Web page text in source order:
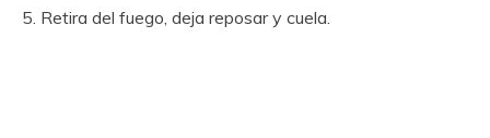
5. Retira del fuego, deja reposar y cuela.